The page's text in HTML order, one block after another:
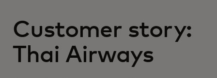
Customer story:
Thai Airways